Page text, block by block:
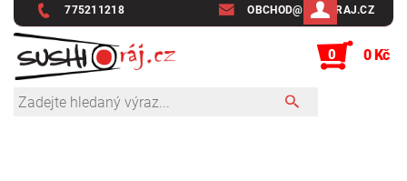
775211218 OBCHOD@SUSHIRAJ.CZ
0 0 Kč